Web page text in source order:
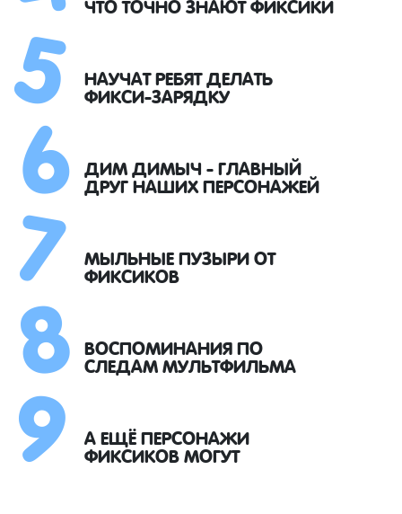
НАУЧАТ РЕБЯТ ДЕЛАТЬ
ФИКСИ-ЗАРЯДКУ
ДИМ ДИМЫЧ - ГЛАВНЫЙ
ДРУГ НАШИХ ПЕРСОНАЖЕЙ
МЫЛЬНЫЕ ПУЗЫРИ ОТ
ФИКСИКОВ
ВОСПОМИНАНИЯ ПО
СЛЕДАМ МУЛЬТФИЛЬМА
А ЕЩЁ ПЕРСОНАЖИ
ФИКСИКОВ МОГУТ